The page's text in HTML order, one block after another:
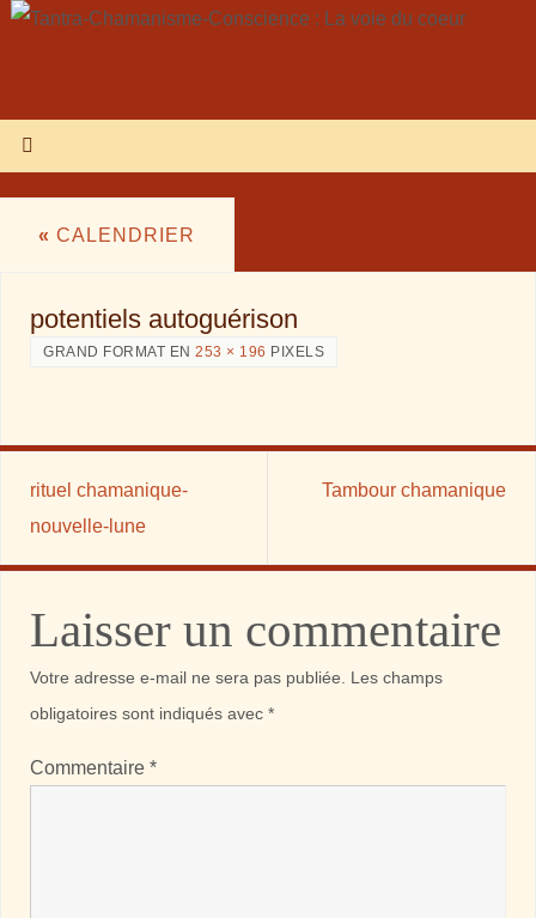
« CALENDRIER
potentiels autoguérison
GRAND FORMAT EN253 × 196 PIXELS
rituel chamanique-
nouvelle-lune
Tambour chamanique
Laisser un commentaire
Votre adresse e-mail ne sera pas publiée.
Les champs
obligatoires sont indiqués avec*
Commentaire*